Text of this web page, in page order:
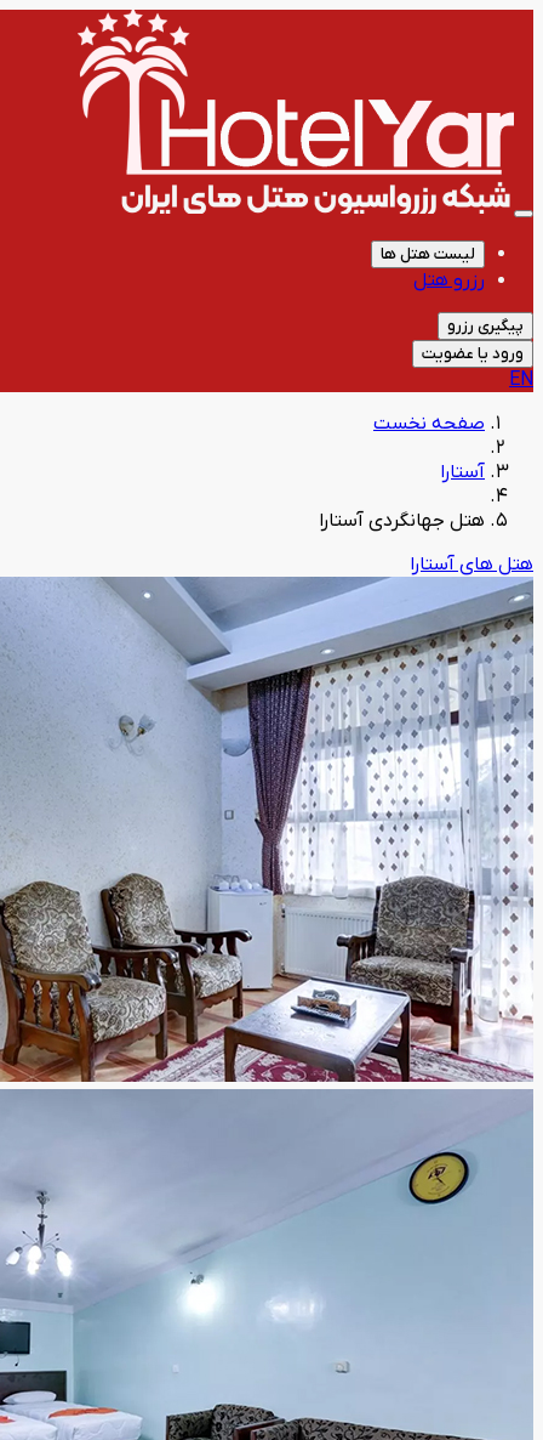
لیست هتل ها
رزرو هتل
پیگیری رزرو
ورود یا عضویت
EN
صفحه نخست
آستارا
هتل جهانگردی آستارا
هتل های آستارا